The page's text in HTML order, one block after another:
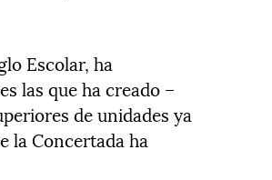
Escolar, ha
las que ha creado –
de unidades ya
la Concertada ha